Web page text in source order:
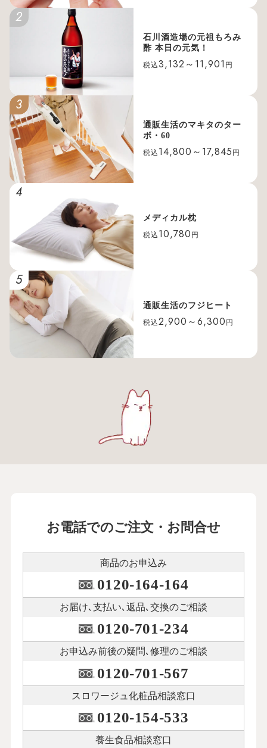
2
石川酒造場の元祖もろみ
酢 本日の元気！
税込3,132～11,901 円
3
通販生活のマキタのター
ボ・60
税込 14,800～17,845 円
4
メディカル枕
税込 10,780 円
5
通販生活のフジヒート
税込2,900～6,300 円
お電話でのご注文・お問合せ
商品のお申込み
0120-164-164
お届け､支払い､ 返品､交換のご相談
0120-701-234
お申込み前後の疑問､修理のご相談
0120-701-567
スロワージュ化粧品相談窓口
0120-154-533
養生食品相談窓口